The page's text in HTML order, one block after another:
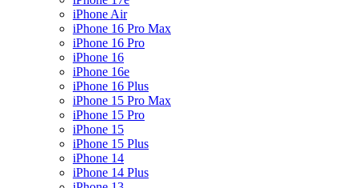
iPhone Air
iPhone 16 Pro Max
iPhone 16 Pro
iPhone 16
iPhone 16e
iPhone 16 Plus
iPhone 15 Pro Max
iPhone 15 Pro
iPhone 15
iPhone 15 Plus
iPhone 14
iPhone 14 Plus